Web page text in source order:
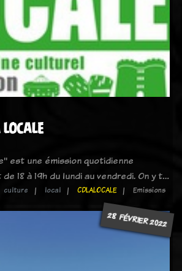
locale
est une émission quotidienne
18 à 19h du lundi au vendredi. On y t…
culture local CDLALOCALE Emissions
28 FÉVRIER 2022